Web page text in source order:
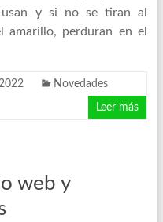
usan y si no se tiran al
amarillo, perduran en el
Novedades
Leer más
web y